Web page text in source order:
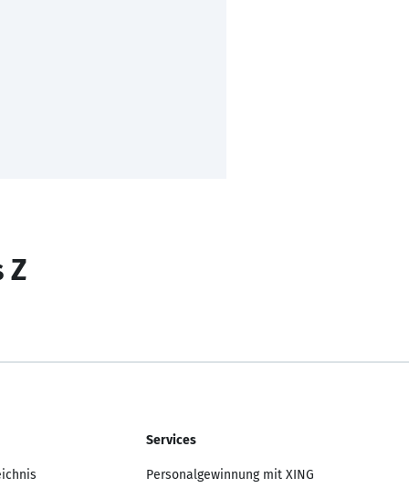
Z
Services
Personalgewinnung mit XING